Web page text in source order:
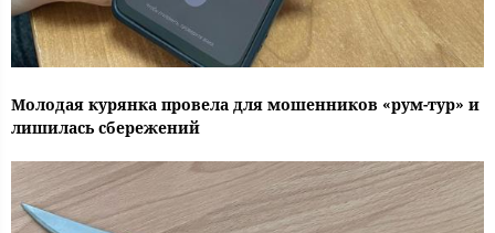
Молодая курянка провела для мошенников «рум-тур» и
лишилась сбережений